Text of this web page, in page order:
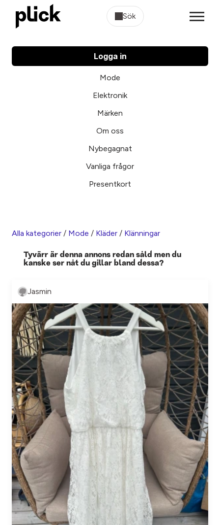
Sök
Logga in
Mode
Elektronik
Märken
Om oss
Nybegagnat
Vanliga frågor
Presentkort
Alla kategorier / Mode / Kläder / Klänningar
Tyvärr är denna annons redan såld men du
kanske ser nåt du gillar bland dessa?
Jasmin